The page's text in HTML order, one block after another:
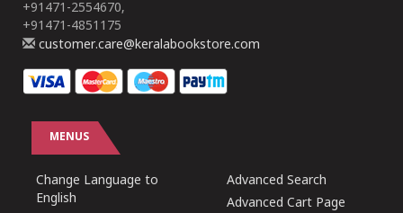
+91471-2554670,
+91471-4851175
customer.care@keralabookstore.com
MENUS
Change Language to
English
Advanced Search
Advanced Cart Page